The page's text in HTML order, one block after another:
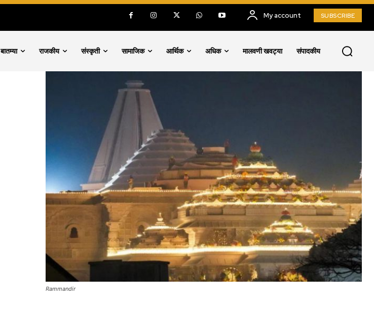
My account SUBSCRIBE
बातम्या राजकीय संस्कृती सामाजिक आर्थिक अधिक मालवणी खवट्या संपादकीय
Rammandir